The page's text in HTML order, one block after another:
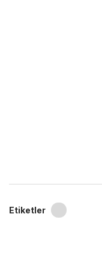
Etiketler